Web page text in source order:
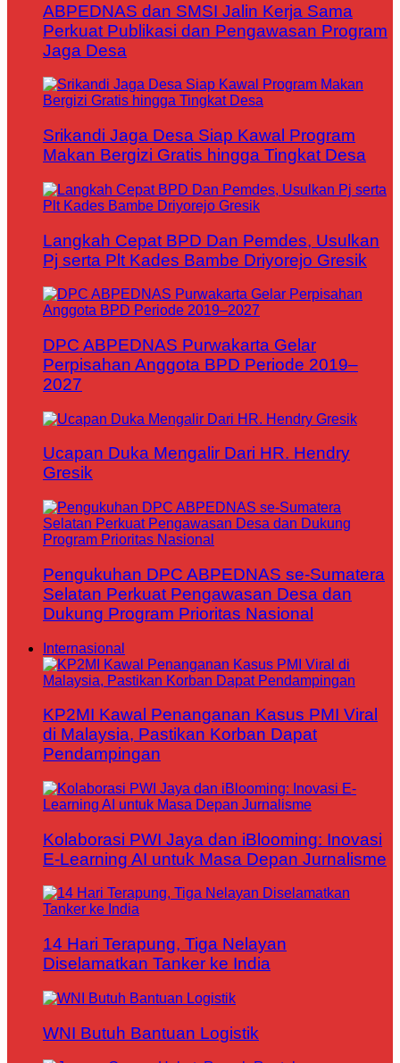
ABPEDNAS dan SMSI Jalin Kerja Sama
Perkuat Publikasi dan Pengawasan Program
Jaga Desa
Srikandi Jaga Desa Siap Kawal Program
Makan Bergizi Gratis hingga Tingkat Desa
Langkah Cepat BPD Dan Pemdes, Usulkan
Pj serta Plt Kades Bambe Driyorejo Gresik
DPC ABPEDNAS Purwakarta Gelar
Perpisahan Anggota BPD Periode 2019–
2027
Ucapan Duka Mengalir Dari HR. Hendry
Gresik
Pengukuhan DPC ABPEDNAS se-Sumatera
Selatan Perkuat Pengawasan Desa dan
Dukung Program Prioritas Nasional
Internasional
KP2MI Kawal Penanganan Kasus PMI Viral
di Malaysia, Pastikan Korban Dapat
Pendampingan
Kolaborasi PWI Jaya dan iBlooming: Inovasi
E-Learning AI untuk Masa Depan Jurnalisme
14 Hari Terapung, Tiga Nelayan
Diselamatkan Tanker ke India
WNI Butuh Bantuan Logistik